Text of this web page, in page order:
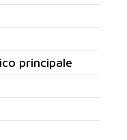
principale